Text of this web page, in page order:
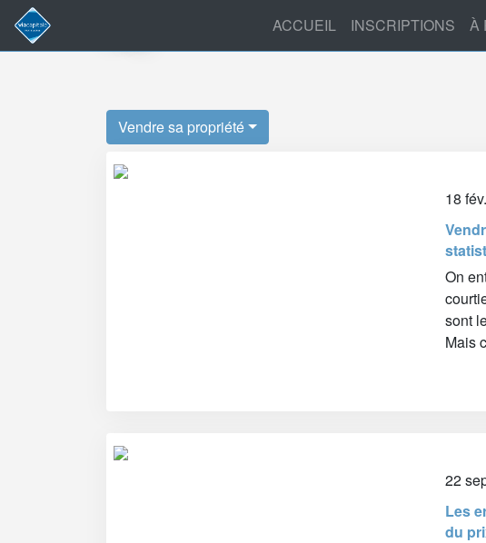
ACCUEIL INSCRIPTIONS À
Vendre sa propriété
18
On
sont
Mais
22
Les
du